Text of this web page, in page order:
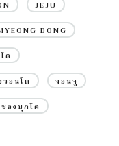
JEJU
DONG
ด
วอนโด จอนจู
องบุกโด